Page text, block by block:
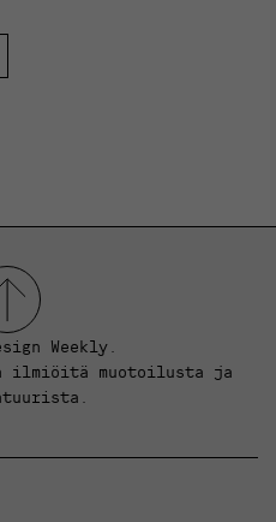
Weekly.
ilmiöitä muotoilusta ja